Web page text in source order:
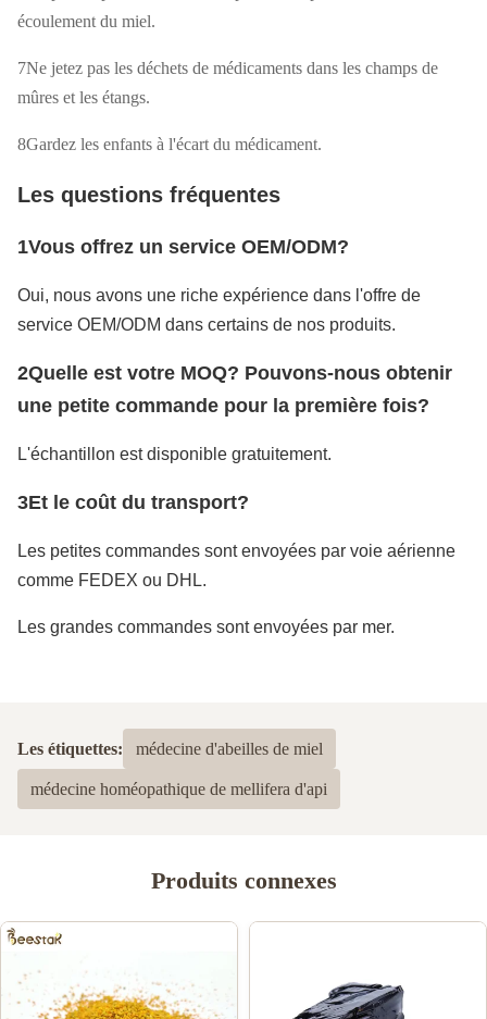
écoulement du miel.
7Ne jetez pas les déchets de médicaments dans les champs de
mûres et les étangs.
8Gardez les enfants à l'écart du médicament.
Les questions fréquentes
1Vous offrez un service OEM/ODM?
Oui, nous avons une riche expérience dans l'offre de
service OEM/ODM dans certains de nos produits.
2Quelle est votre MOQ? Pouvons-nous obtenir
une petite commande pour la première fois?
L'échantillon est disponible gratuitement.
3Et le coût du transport?
Les petites commandes sont envoyées par voie aérienne
comme FEDEX ou DHL.
Les grandes commandes sont envoyées par mer.
Les étiquettes: médecine d'abeilles de miel
médecine homéopathique de mellifera d'api
Produits connexes